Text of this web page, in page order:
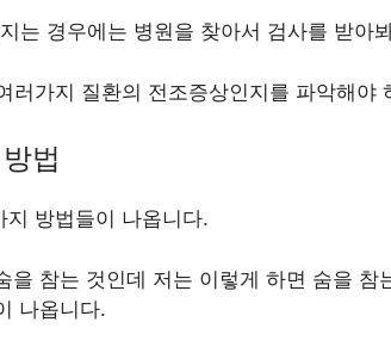
는 경우에는 병원을 찾아서 검사를 받아
러가지 질환의 전조증상인지를 파악해야
법
지 방법들이 나옵니다.
을 참는 것인데 저는 이렇게 하면 숨을 참
나옵니다.